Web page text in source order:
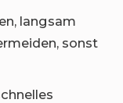
langsam
sonst